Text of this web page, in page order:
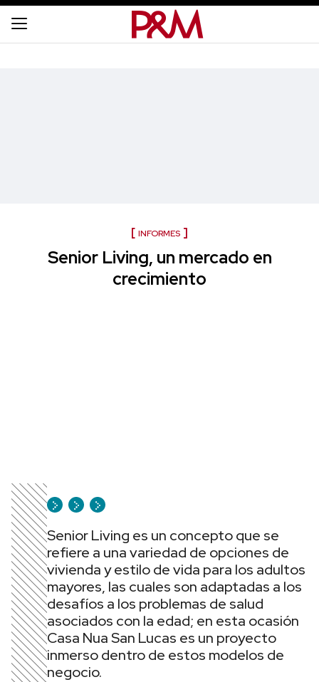
INFORMES
Senior Living, un mercado en
crecimiento
Senior Living es un concepto que se
refiere a una variedad de opciones de
vivienda y estilo de vida para los adultos
mayores, las cuales son adaptadas a los
desafíos a los problemas de salud
asociados con la edad; en esta ocasión
Casa Nua San Lucas es un proyecto
inmerso dentro de estos modelos de
negocio.